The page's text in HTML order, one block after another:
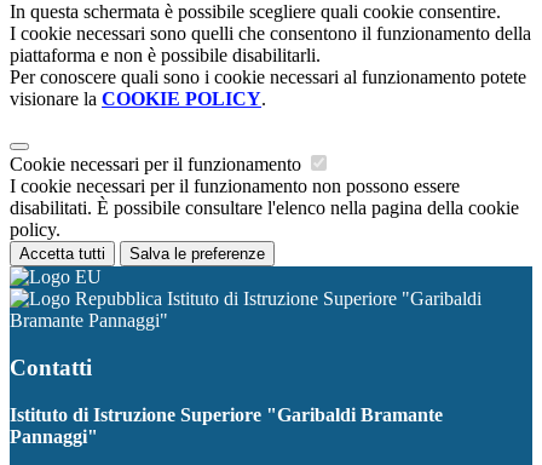
In questa schermata è possibile scegliere quali cookie consentire.
I cookie necessari sono quelli che consentono il funzionamento della
piattaforma e non è possibile disabilitarli.
Per conoscere quali sono i cookie necessari al funzionamento potete
visionare la COOKIE POLICY.
Cookie necessari per il funzionamento
I cookie necessari per il funzionamento non possono essere
disabilitati. È possibile consultare l'elenco nella pagina della cookie
policy.
Accetta tutti Salva le preferenze
Istituto di Istruzione Superiore "Garibaldi
Bramante Pannaggi"
Contatti
Istituto di Istruzione Superiore "Garibaldi Bramante
Pannaggi"